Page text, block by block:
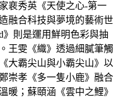
裵秀英《天使之心-第一
融合科技與夢境的藝術世
》則是運用鮮明色彩與抽
王雯《織》透過細膩筆觸
大霸尖山與小霸尖山》以
崇孝《多一隻小鹿》融合
暖；蘇頤涵《雲中之鯉》